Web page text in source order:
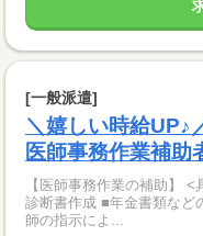
[一般派遣]
＼嬉しい時給UP♪
医師事務作業補助
【医師事務作業の補助】 <具体的には……> ■生命保険診断書などの
診断書作成 ■年金書類など
師の指示によ...